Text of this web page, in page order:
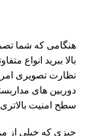
هنگامی که شما
بالا ببرید انواع
نظارت تصویری
دوربین های
سطح امنیت بالاتری
چیزی که خیلی از